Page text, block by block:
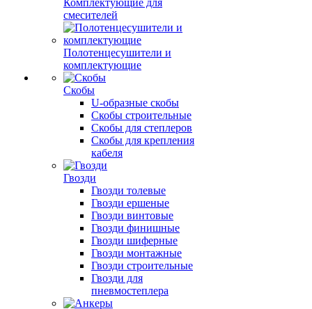
Комплектующие для
смесителей
Полотенцесушители и
комплектующие
Скобы
U-образные скобы
Скобы строительные
Скобы для степлеров
Скобы для крепления
кабеля
Гвозди
Гвозди толевые
Гвозди ершеные
Гвозди винтовые
Гвозди финишные
Гвозди шиферные
Гвозди монтажные
Гвозди строительные
Гвозди для
пневмостеплера